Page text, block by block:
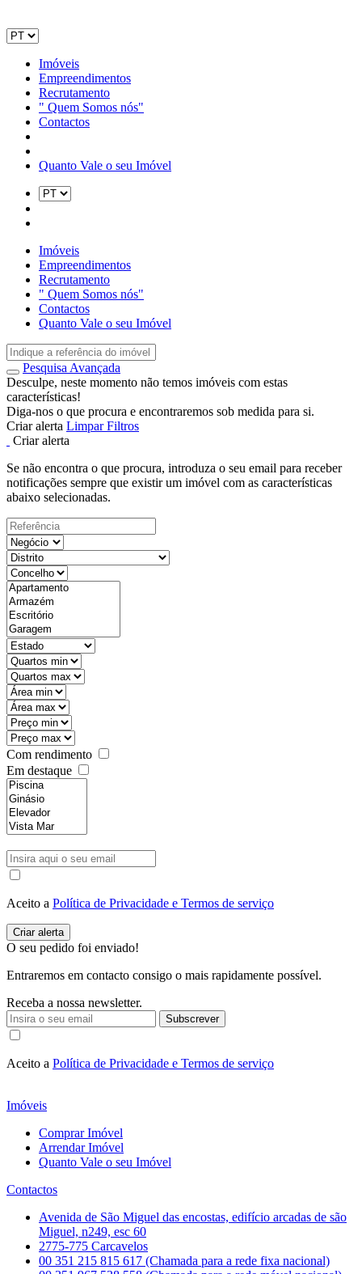
Imóveis
Empreendimentos
Recrutamento
" Quem Somos nós"
Contactos
Quanto Vale o seu Imóvel
Imóveis
Empreendimentos
Recrutamento
" Quem Somos nós"
Contactos
Quanto Vale o seu Imóvel
Pesquisa Avançada
Desculpe, neste momento não temos imóveis com estas
características!
Diga-nos o que procura e encontraremos sob medida para si.
Criar alerta Limpar Filtros
Criar alerta
Se não encontra o que procura, introduza o seu email para receber
notificações sempre que existir um imóvel com as características
abaixo selecionadas.
Com rendimento
Em destaque
Aceito a Política de Privacidade e Termos de serviço
O seu pedido foi enviado!
Entraremos em contacto consigo o mais rapidamente possível.
Receba a nossa newsletter.
Subscrever
Aceito a Política de Privacidade e Termos de serviço
Imóveis
Comprar Imóvel
Arrendar Imóvel
Quanto Vale o seu Imóvel
Contactos
Avenida de São Miguel das encostas, edifício arcadas de são
Miguel, n249, esc 60
2775-775 Carcavelos
00 351 215 815 617 (Chamada para a rede fixa nacional)